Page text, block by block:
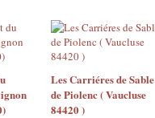
Les Carriéres de Sable
de Piolenc ( Vaucluse
84420 )